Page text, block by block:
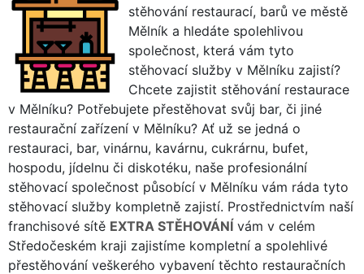
stěhování restaurací, barů ve městě
Mělník a hledáte spolehlivou
společnost, která vám tyto
stěhovací služby v Mělníku zajistí?
Chcete zajistit stěhování restaurace
v Mělníku? Potřebujete přestěhovat svůj bar, či jiné
restaurační zařízení v Mělníku? Ať už se jedná o
restauraci, bar, vinárnu, kavárnu, cukrárnu, bufet,
hospodu, jídelnu či diskotéku, naše profesionální
stěhovací společnost působící v Mělníku vám ráda tyto
stěhovací služby kompletně zajistí. Prostřednictvím naší
franchisové sítě EXTRA STĚHOVÁNÍ vám v celém
Středočeském kraji zajistíme kompletní a spolehlivé
přestěhování veškerého vybavení těchto restauračních